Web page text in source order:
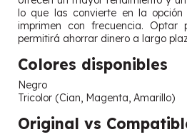
lo que las convierte en la
imprimen con frecuencia.
permitirá ahorrar dinero a largo
Colores disponibles
Negro
Tricolor (Cian, Magenta, Amarillo)
Original vs